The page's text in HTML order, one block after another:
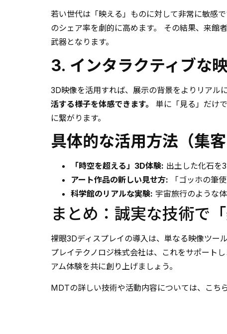
若い世代は「映える」ものに対して非常に敏感で
のシェア率を劇的に高めます。 その結果、来館
武器となります。
3. インタラクティブな
3D映像を活用すれば、展示の背景をよりリアル
活する様子を体感できます。
単に「見る」だけ
に繋がります。
具体的な活用方法（集
「時空を超える」3D体験: 出土した化石を
アート作品の新しい見せ方: 「ゴッホの筆
科学館のリアルな実験: 宇宙旅行のような
まとめ：誠実な技術で
裸眼3Dディスプレイの導入は、単なる映像ツー
プレイテクノロジ株式会社は、これをサポート
アム体験を共に創り上げましょう。
MDTの詳しい技術や活動内容については、こち